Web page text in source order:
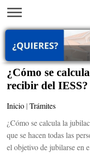
AYUDAS
ECONÓMICAS
VACANTES
EN EEUU
SACA
TU
EMPLEOS
TRÁMITES
PRÉSTAMOS
CURSOS
HOGAR
BELLEZA
¿Cómo se
recibir del IESS?
Inicio | Trámites
¿Cómo se calcula la
que se hacen todas las
el objetivo de jubilarse en